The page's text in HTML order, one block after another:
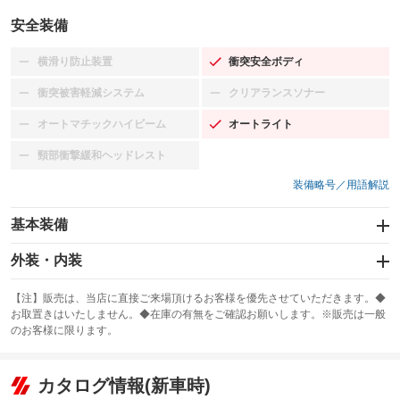
安全装備
横滑り防止装置
：装備なし 衝突安全ボディ
：装備あり
衝突被害軽減システム
：装備なし クリアランスソナー
：装備なし
オートマチックハイビーム
：装備なし オートライト
：装備あり
頸部衝撃緩和ヘッドレスト
：装備なし
装備略号／用語解説
基本装備
エアバッグ：運転席/助手席
：装備あり
：装備あり
サンルーフ
：装備なし ABS
リフトアップ
：装備なし
外装・内装
カーナビ：HDDナビ
：装備あり
TV：フルセグ
：装備あり
ビジュアル：-／DVD再生
：装備あり
【注】販売は、当店に直接ご来場頂けるお客様を優先させていただきます。◆
お取置きはいたしません。◆在庫の有無をご確認お願いします。※販売は一般
のお客様に限ります。
カタログ情報(新車時)